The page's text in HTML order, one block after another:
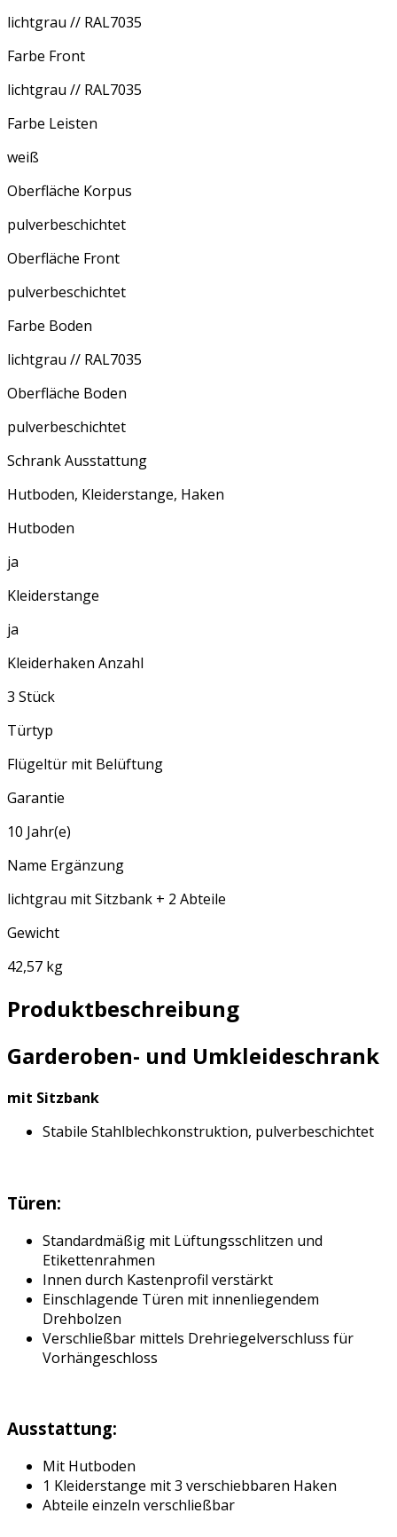
lichtgrau // RAL7035
Farbe Front
lichtgrau // RAL7035
Farbe Leisten
weiß
Oberfläche Korpus
pulverbeschichtet
Oberfläche Front
pulverbeschichtet
Farbe Boden
lichtgrau // RAL7035
Oberfläche Boden
pulverbeschichtet
Schrank Ausstattung
Hutboden, Kleiderstange, Haken
Hutboden
ja
Kleiderstange
ja
Kleiderhaken Anzahl
3 Stück
Türtyp
Flügeltür mit Belüftung
Garantie
10 Jahr(e)
Name Ergänzung
lichtgrau mit Sitzbank + 2 Abteile
Gewicht
42,57 kg
Produktbeschreibung
Garderoben- und Umkleideschrank
mit Sitzbank
Stabile Stahlblechkonstruktion, pulverbeschichtet
Türen:
Standardmäßig mit Lüftungsschlitzen und
Etikettenrahmen
Innen durch Kastenprofil verstärkt
Einschlagende Türen mit innenliegendem
Drehbolzen
Verschließbar mittels Drehriegelverschluss für
Vorhängeschloss
Ausstattung:
Mit Hutboden
1 Kleiderstange mit 3 verschiebbaren Haken
Abteile einzeln verschließbar